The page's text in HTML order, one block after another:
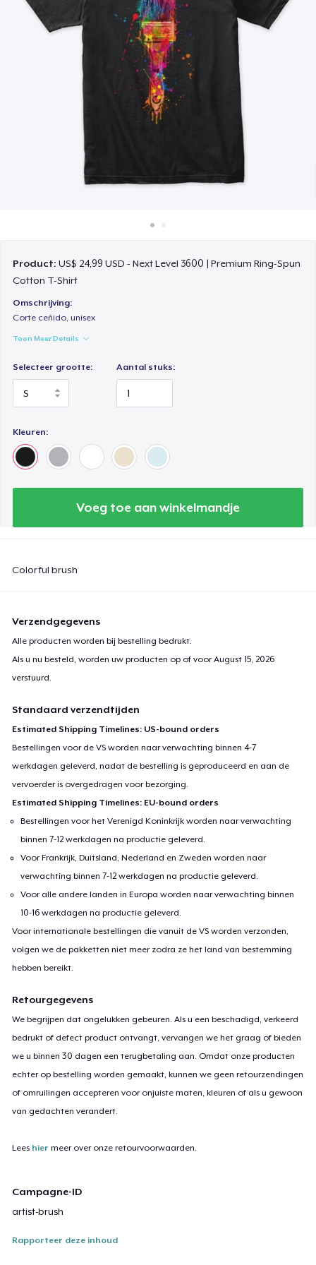
Verkoop overal
Verkoop alles
Product:US$ 24,99 USD - Next Level 3600 | Premium Ring-Spun
Cotton T-Shirt
Omschrijving:
Corte ceñido, unisex
Toon Meer Details
Selecteer grootte: Aantal stuks:
Kleuren:
Voeg toe aan winkelmandje
Colorful brush
Verzendgegevens
Alle producten worden bij bestelling bedrukt.
Als u nu besteld, worden uw producten op of voorAugust 15, 2026
verstuurd.
Standaard verzendtijden
Estimated Shipping Timelines: US-bound orders
Bestellingen voor de VS worden naar verwachting binnen 4-7
werkdagen geleverd, nadat de bestelling is geproduceerd en aan de
vervoerder is overgedragen voor bezorging.
Estimated Shipping Timelines: EU-bound orders
Bestellingen voor het Verenigd Koninkrijk worden naar verwachting
binnen 7-12 werkdagen na productie geleverd.
Voor Frankrijk, Duitsland, Nederland en Zweden worden naar
verwachting binnen 7-12 werkdagen na productie geleverd.
Voor alle andere landen in Europa worden naar verwachting binnen
10-16 werkdagen na productie geleverd.
Voor internationale bestellingen die vanuit de VS worden verzonden,
volgen we de pakketten niet meer zodra ze het land van bestemming
hebben bereikt.
Retourgegevens
We begrijpen dat ongelukken gebeuren. Als u een beschadigd, verkeerd
bedrukt of defect product ontvangt, vervangen we het graag of bieden
we u binnen 30 dagen een terugbetaling aan. Omdat onze producten
echter op bestelling worden gemaakt, kunnen we geen retourzendingen
of omruilingen accepteren voor onjuiste maten, kleuren of als u gewoon
van gedachten verandert.
Lees hier meer over onze retourvoorwaarden.
Campagne-ID
artist-brush
Rapporteer deze inhoud